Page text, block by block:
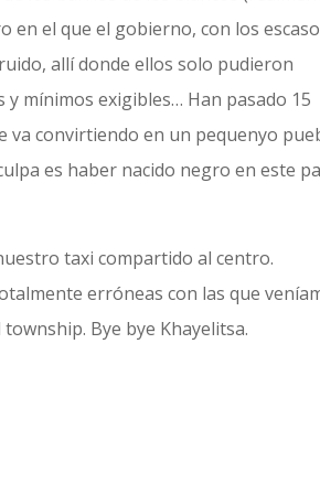
en el que el gobierno, con los
allí donde ellos solo pudieron
y mínimos exigibles… Han pasado 15
va convirtiendo en un pequenyo
es haber nacido negro en este
taxi compartido al centro.
erróneas con las que
Bye bye Khayelitsa.